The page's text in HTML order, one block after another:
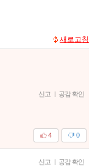
새로고침
신고 | 공감 확인
0
4
신고 | 공감 확인